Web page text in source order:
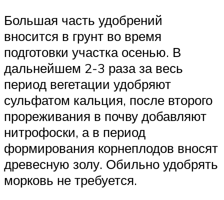
Большая часть удобрений
вносится в грунт во время
подготовки участка осенью. В
дальнейшем 2-3 раза за весь
период вегетации удобряют
сульфатом кальция, после второго
прореживания в почву добавляют
нитрофоски, а в период
формирования корнеплодов вносят
древесную золу. Обильно удобрять
морковь не требуется.